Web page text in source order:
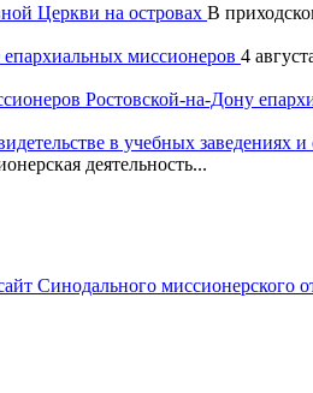
Церкви на островах В
миссионеров 4
Ростовской-на-Дону
в учебных заведениях
деятельность...
Синодального миссионерского